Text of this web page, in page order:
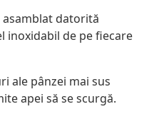
datorită
inoxidabil de pe fiecare
ale pânzei mai sus
apei să se scurgă.